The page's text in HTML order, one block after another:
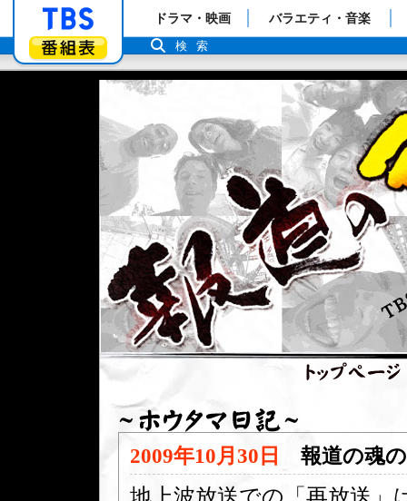
「TBSテレビ」トップページ
番組表
ドラマ・映画 バラエティ・音楽
検索
2009年10月30日 報道の魂